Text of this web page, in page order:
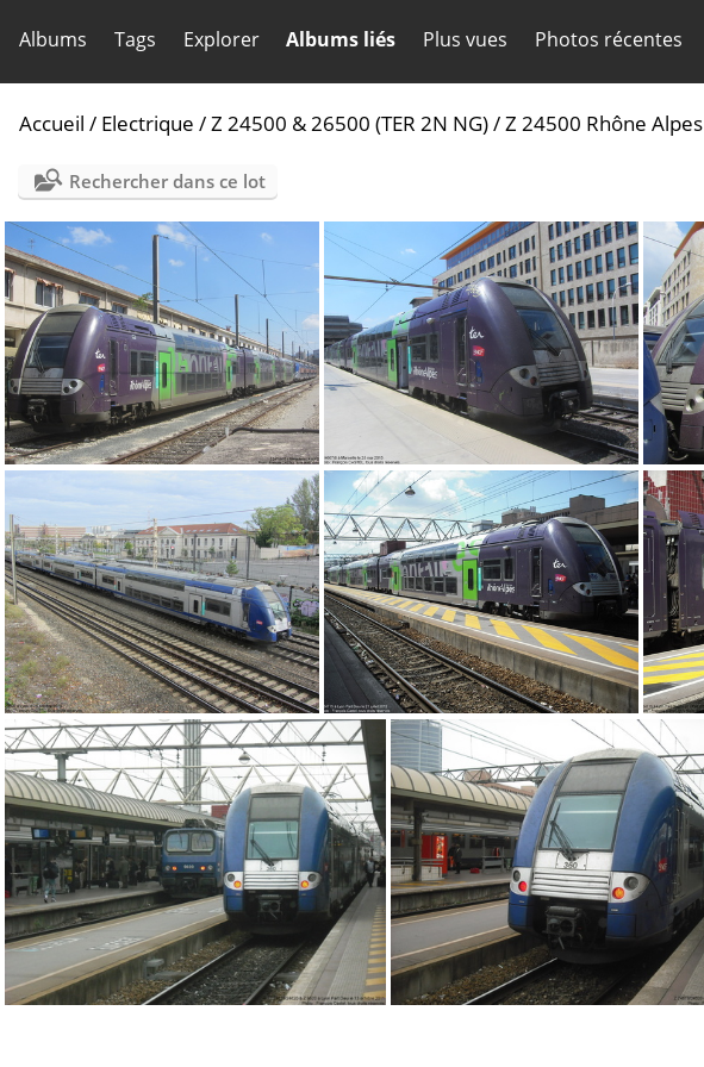
Albums Tags Explorer Albums liés Plus vues Photos récentes
Accueil / Electrique /Z 24500 & 26500 (TER 2N NG)/Z 24500 Rhône Alpes
Rechercher dans ce lot
IMG 7553 IMG 8918
IMG 3362 DSCF1651